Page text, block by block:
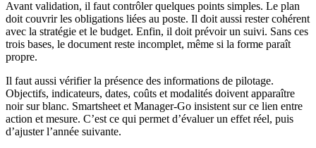
Avant validation, il faut contrôler quelques points simples. Le plan
doit couvrir les obligations liées au poste. Il doit aussi rester cohérent
avec la stratégie et le budget. Enfin, il doit prévoir un suivi. Sans ces
trois bases, le document reste incomplet, même si la forme paraît
propre.
Il faut aussi vérifier la présence des informations de pilotage.
Objectifs, indicateurs, dates, coûts et modalités doivent apparaître
noir sur blanc. Smartsheet et Manager-Go insistent sur ce lien entre
action et mesure. C’est ce qui permet d’évaluer un effet réel, puis
d’ajuster l’année suivante.